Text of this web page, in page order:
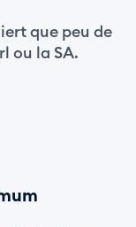
que peu de
ou la SA.